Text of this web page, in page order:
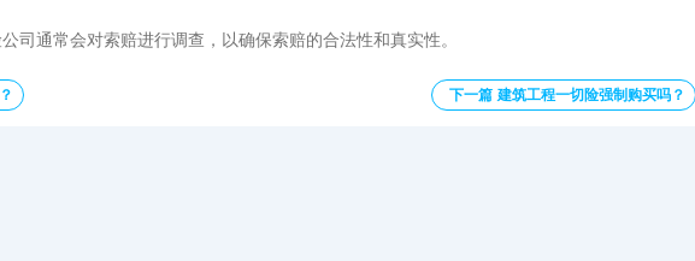
司通常会对索赔进行调查，以确保索赔的合法性和真实性。
下一篇 建筑工程一切险强制购买吗？